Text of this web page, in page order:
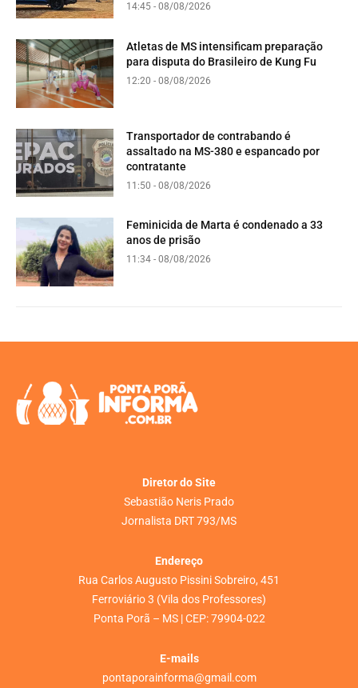
14:45 - 08/08/2026
Atletas de MS intensificam preparação
para disputa do Brasileiro de Kung Fu
12:20 - 08/08/2026
Transportador de contrabando é
assaltado na MS-380 e espancado por
contratante
11:50 - 08/08/2026
Feminicida de Marta é condenado a 33
anos de prisão
11:34 - 08/08/2026
Diretor do Site
Sebastião Neris Prado
Jornalista DRT 793/MS
Endereço
Rua Carlos Augusto Pissini Sobreiro, 451
Ferroviário 3 (Vila dos Professores)
Ponta Porã – MS | CEP: 79904-022
E-mails
pontaporainforma@gmail.com